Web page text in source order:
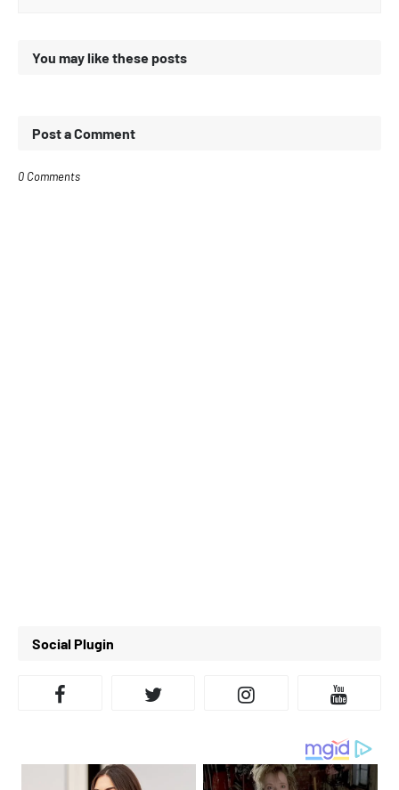
You may like these posts
Post a Comment
0 Comments
Social Plugin